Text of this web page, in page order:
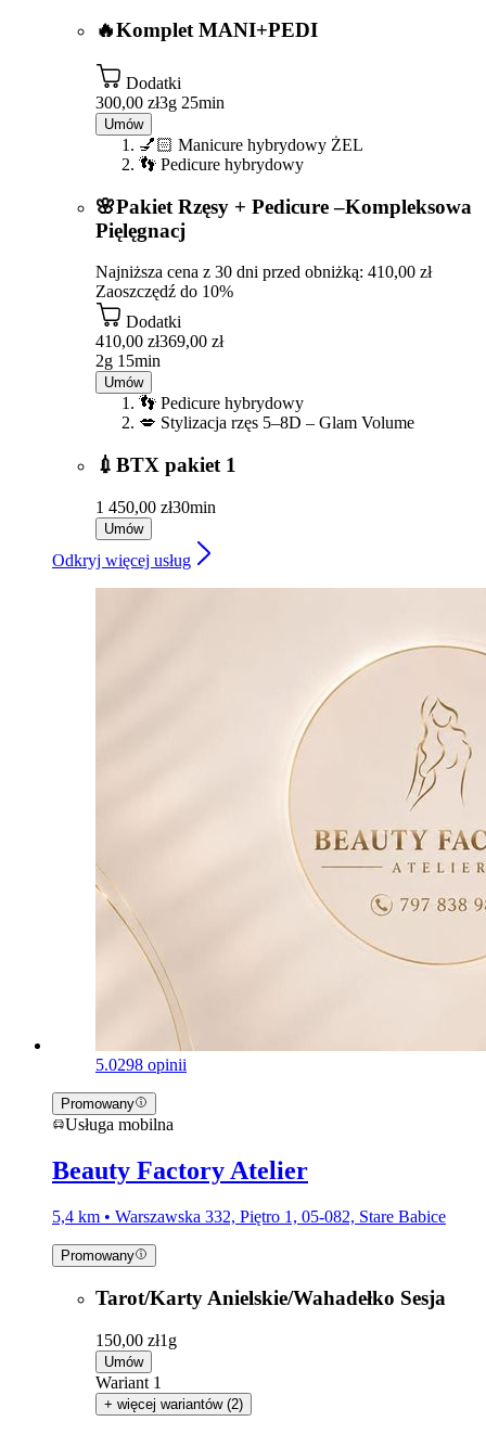
🔥Komplet MANI+PEDI
Dodatki
300,00 zł3g 25min
Umów
💅🏻 Manicure hybrydowy ŻEL
👣 Pedicure hybrydowy
🌸Pakiet Rzęsy + Pedicure –Kompleksowa
Pięlęgnacj
Najniższa cena z 30 dni przed obniżką: 410,00 zł
Zaoszczędź do 10%
Dodatki
410,00 zł369,00 zł
2g 15min
Umów
👣 Pedicure hybrydowy
💋 Stylizacja rzęs 5–8D – Glam Volume
💉BTX pakiet 1
1 450,00 zł30min
Umów
Odkryj więcej usług
5.0298 opinii
Promowany
Usługa mobilna
Beauty Factory Atelier
5,4 km • Warszawska 332, Piętro 1, 05-082, Stare Babice
Promowany
Tarot/Karty Anielskie/Wahadełko Sesja
150,00 zł1g
Umów
Wariant 1
+ więcej wariantów (2)